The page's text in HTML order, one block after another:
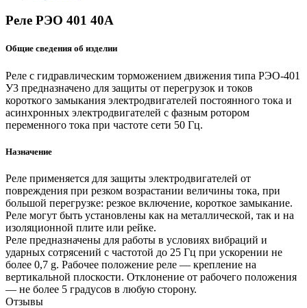
Реле РЭО 401 40А
Общие сведения об изделии
Реле с гидравлическим торможением движения типа РЭО-401
У3 предназначено для защиты от перегрузок и токов
короткого замыкания электродвигателей постоянного тока и
асинхронных электродвигателей с фазным ротором
переменного тока при частоте сети 50 Гц.
Назначение
Реле применяется для защиты электродвигателей от
повреждения при резком возрастании величины тока, при
большой перегрузке: резкое включение, короткое замыкание.
Реле могут быть установлены как на металлической, так и на
изоляционной плите или рейке.
Реле предназначены для работы в условиях вибраций и
ударных сотрясений с частотой до 25 Гц при ускорении не
более 0,7 g. Рабочее положение реле — крепление на
вертикальной плоскости. Отклонение от рабочего положения
— не более 5 градусов в любую сторону.
Отзывы